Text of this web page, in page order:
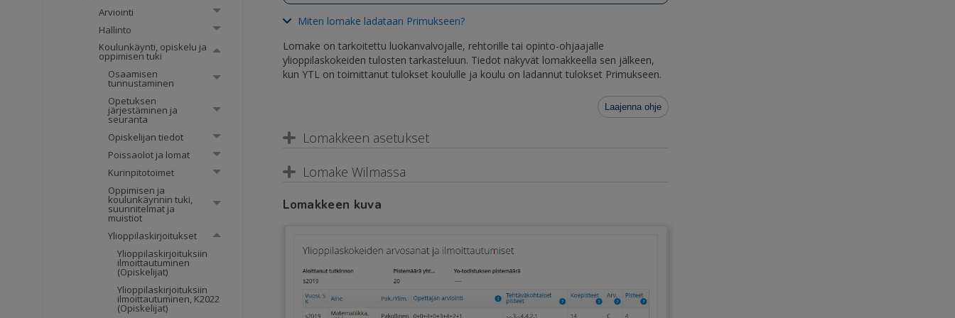
Arviointi
Hallinto
Koulunkäynti, opiskelu ja
oppimisen tuki
Osaamisen
tunnustaminen
Opetuksen
järjestäminen ja
seuranta
Opiskelijan tiedot
Poissaolot ja lomat
Kurinpitotoimet
Oppimisen ja
koulunkäynnin tuki,
suunnitelmat ja
muistiot
Ylioppilaskirjoitukset
Ylioppilaskirjoituksiin
ilmoittautuminen
(Opiskelijat)
Ylioppilaskirjoituksiin
ilmoittautuminen, K2022
(Opiskelijat)
Miten lomake ladataan Primukseen?
Lomake on tarkoitettu luokanvalvojalle, rehtorille tai opinto-ohjaajalle
ylioppilaskokeiden tulosten tarkasteluun. Tiedot näkyvät lomakkeella sen jälkeen,
kun YTL on toimittanut tulokset koululle ja koulu on ladannut tulokset Primukseen.
Laajenna ohje
Lomakkeen asetukset
Lomake Wilmassa
Lomakkeen kuva